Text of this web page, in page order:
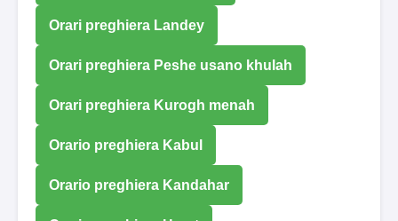
Orari preghiera Landey
Orari preghiera Peshe usano khulah
Orari preghiera Kurogh menah
Orario preghiera Kabul
Orario preghiera Kandahar